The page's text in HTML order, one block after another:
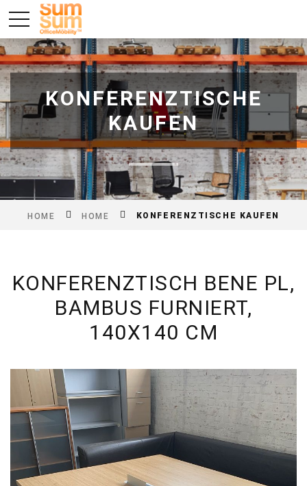
KONFERENZTISCHE
KAUFEN
HOME HOME KONFERENZTISCHE KAUFEN
KONFERENZTISCH BENE PL,
BAMBUS FURNIERT,
140X140 CM